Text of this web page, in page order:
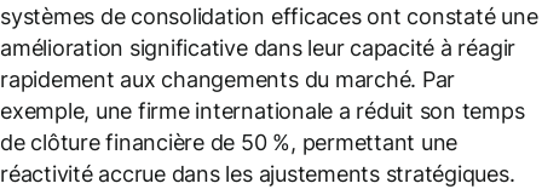
systèmes de consolidation efficaces ont constaté une
amélioration significative dans leur capacité à réagir
rapidement aux changements du marché. Par
exemple, une firme internationale a réduit son temps
de clôture financière de 50 %, permettant une
réactivité accrue dans les ajustements stratégiques.